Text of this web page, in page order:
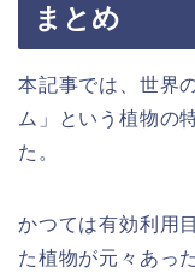
まとめ
本記事では、世界
ム」という植物の
た。
かつては有効利用
た植物が元々あっ